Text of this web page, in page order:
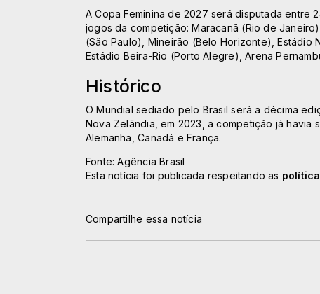
A Copa Feminina de 2027 será disputada entre
jogos da competição: Maracanã (Rio de
(São Paulo), Mineirão (Belo Horizonte), Estádio
Estádio Beira-Rio (Porto Alegre), Arena
Histórico
O Mundial sediado pelo Brasil será a décima
Nova Zelândia, em 2023, a competição já havia
Alemanha, Canadá e França.
Fonte: Agência Brasil
Esta notícia foi publicada respeitando as
Compartilhe essa notícia